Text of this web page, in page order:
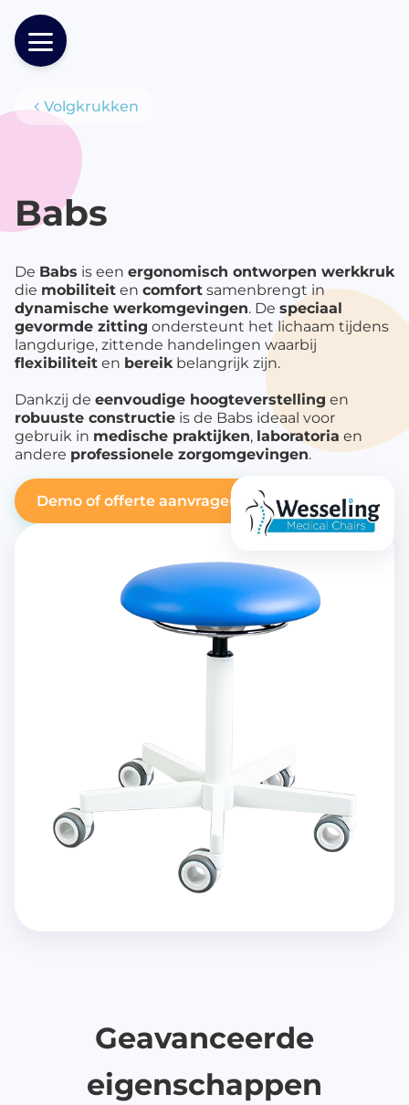
Producten
Volgkrukken
Babs
De Babs is een ergonomisch ontworpen werkkruk
die mobiliteit en comfort samenbrengt in
dynamische werkomgevingen. De speciaal
gevormde zitting ondersteunt het lichaam tijdens
langdurige, zittende handelingen waarbij
flexibiliteit en bereik belangrijk zijn.
Dankzij de eenvoudige hoogteverstelling en
robuuste constructie is de Babs ideaal voor
gebruik in medische praktijken, laboratoria en
andere professionele zorgomgevingen.
Demo of offerte aanvragen
Geavanceerde
eigenschappen